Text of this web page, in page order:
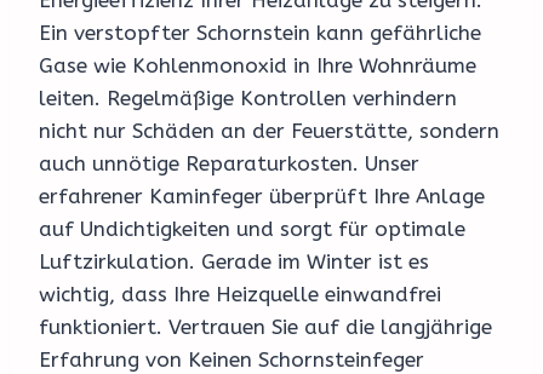
Ein verstopfter Schornstein kann gefährliche
Gase wie Kohlenmonoxid in Ihre Wohnräume
leiten. Regelmäßige Kontrollen verhindern
nicht nur Schäden an der Feuerstätte, sondern
auch unnötige Reparaturkosten. Unser
erfahrener Kaminfeger überprüft Ihre Anlage
auf Undichtigkeiten und sorgt für optimale
Luftzirkulation. Gerade im Winter ist es
wichtig, dass Ihre Heizquelle einwandfrei
funktioniert. Vertrauen Sie auf die langjährige
Erfahrung von Keinen Schornsteinfeger